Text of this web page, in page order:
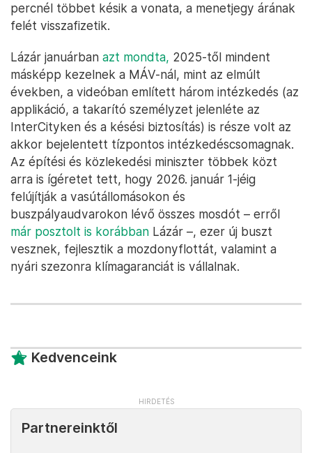
percnél többet késik a vonata, a menetjegy árának
felét visszafizetik.
Lázár januárban azt mondta, 2025-től mindent
másképp kezelnek a MÁV-nál, mint az elmúlt
években, a videóban említett három intézkedés (az
applikáció, a takarító személyzet jelenléte az
InterCityken és a késési biztosítás) is része volt az
akkor bejelentett tízpontos intézkedéscsomagnak.
Az építési és közlekedési miniszter többek közt
arra is ígéretet tett, hogy 2026. január 1-jéig
felújítják a vasútállomásokon és
buszpályaudvarokon lévő összes mosdót – erről
már posztolt is korábban Lázár –, ezer új buszt
vesznek, fejlesztik a mozdonyflottát, valamint a
nyári szezonra klímagaranciát is vállalnak.
Kedvenceink
Partnereinktől